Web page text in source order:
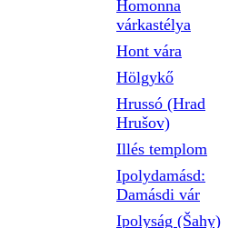
Homonna
várkastélya
Hont vára
Hölgykő
Hrussó (Hrad
Hrušov)
Illés templom
Ipolydamásd:
Damásdi vár
Ipolyság (Šahy)